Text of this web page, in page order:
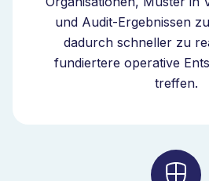
Mittelständische Unternehmen
Tabellenkalkulationen und
Tools durch ein strukturiertes
Auditmanagementsystem.
integrieren sie in ERP- und
definieren die Governance
und Audit-Ergebnissen
dadurch schneller zu
fundiertere operative
treffen.